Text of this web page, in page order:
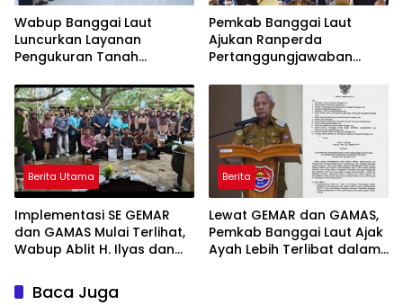
Wabup Banggai Laut
Luncurkan Layanan
Pengukuran Tanah
Akses dan Tingkatkan
Kepastian Hukum
Pemkab Banggai Laut
Ajukan Ranperda
Pertanggungjawaban
Pendapatan Tembus 97,02
Berita Utama
Implementasi SE GEMAR
dan GAMAS Mulai Terlihat,
Wabup Ablit H. Ilyas dan
Kompak Ambil Rapor Anak
Berita
Lewat GEMAR dan GAMAS,
Pemkab Banggai Laut Ajak
Ayah Lebih Terlibat dalam
Baca Juga